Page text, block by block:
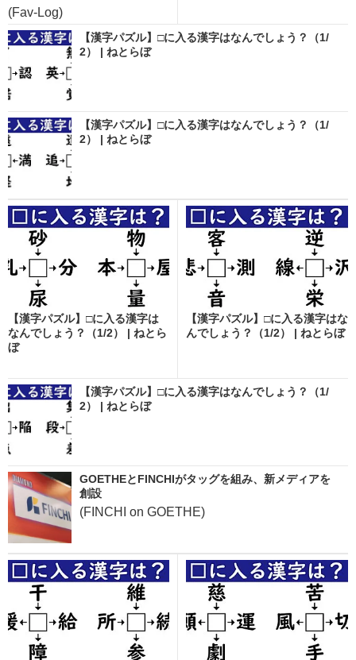
(Fav-Log)
【漢字パズル】□に入る漢字はなんでしょう？（1/
2） | ねとらぼ
【漢字パズル】□に入る漢字はなんでしょう？（1/
2） | ねとらぼ
【漢字パズル】□に入る漢字は
なんでしょう？（1/2） | ねとら
ぼ
【漢字パズル】□に入る漢字はな
んでしょう？（1/2） | ねとらぼ
【漢字パズル】□に入る漢字はなんでしょう？（1/
2） | ねとらぼ
GOETHEとFINCHIがタッグを組み、新メディアを
創設
(FINCHI on GOETHE)